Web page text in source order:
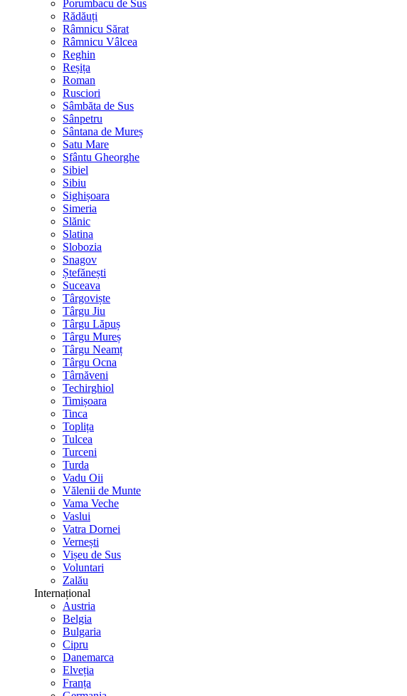
Porumbacu de Sus
Rădăuți
Râmnicu Sărat
Râmnicu Vâlcea
Reghin
Reșița
Roman
Rusciori
Sâmbăta de Sus
Sânpetru
Sântana de Mureș
Satu Mare
Sfântu Gheorghe
Sibiel
Sibiu
Sighișoara
Simeria
Slănic
Slatina
Slobozia
Snagov
Ștefănești
Suceava
Târgoviște
Târgu Jiu
Târgu Lăpuș
Târgu Mureș
Târgu Neamț
Târgu Ocna
Târnăveni
Techirghiol
Timișoara
Tinca
Toplița
Tulcea
Turceni
Turda
Vadu Oii
Vălenii de Munte
Vama Veche
Vaslui
Vatra Dornei
Vernești
Vișeu de Sus
Voluntari
Zalău
Internațional
Austria
Belgia
Bulgaria
Cipru
Danemarca
Elveția
Franța